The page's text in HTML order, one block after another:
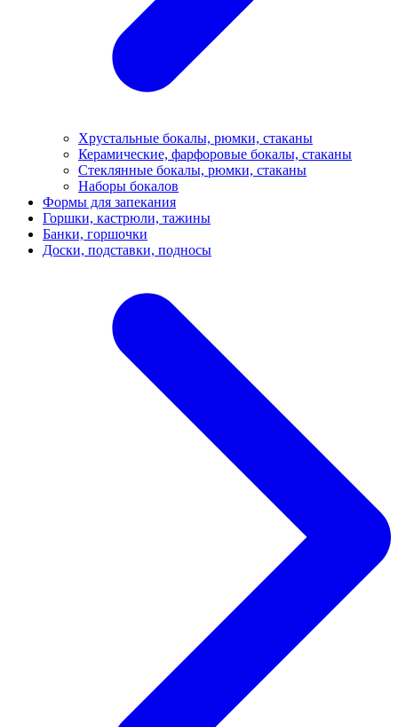
Хрустальные бокалы, рюмки, стаканы
Керамические, фарфоровые бокалы, стаканы
Стеклянные бокалы, рюмки, стаканы
Наборы бокалов
Формы для запекания
Горшки, кастрюли, тажины
Банки, горшочки
Доски, подставки, подносы